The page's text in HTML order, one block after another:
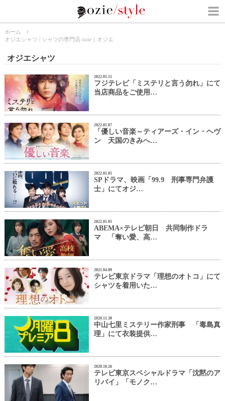
ホーム
オジエシャツ | シャツの専門店 ozie｜オジエ
オジエシャツ
2022.01.11
フジテレビ「ミステリと言う勿れ」にて
当店商品をご使用…
2022.01.07
「優しい音楽～ティアーズ・イン・ヘヴ
ン 天国のきみへ…
2022.01.05
SPドラマ、映画「99.9 刑事専門弁護
士」にてオジ…
2022.01.05
ABEMA×テレビ朝日 共同制作ドラ
マ 「奪い愛、高…
2021.04.09
テレビ東京ドラマ「理想のオトコ」にて
シャツを着用いた…
2020.11.30
中山七里ミステリー作家刑事 「毒島真
理」にて衣装提供…
2020.10.26
テレビ東京スペシャルドラマ「沈黙のア
リバイ」「モノク…